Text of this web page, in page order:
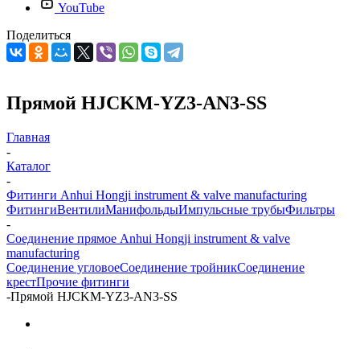
YouTube
Поделиться
Прямой HJCKM-YZ3-AN3-SS
Главная
-
Каталог
-
Фитинги Anhui Hongji instrument & valve manufacturing
ФитингиВентилиМанифольдыИмпульсные трубыФильтры
-
Соединение прямое Anhui Hongji instrument & valve
manufacturing
Соединение угловоеСоединение тройникСоединение
крестПрочие фитинги
-Прямой HJCKM-YZ3-AN3-SS